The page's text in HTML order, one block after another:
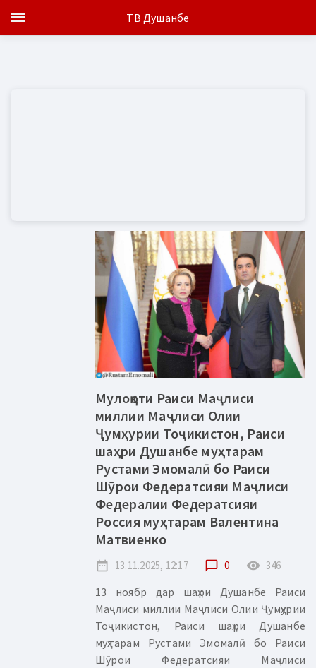
Мулоқоти Раиси Маҷлиси
миллии Маҷлиси Олии
Ҷумҳурии Тоҷикистон, Раиси
шаҳри Душанбе муҳтарам
Рустами Эмомалӣ бо Раиси
Шӯрои Федератсияи Маҷлиси
Федералии Федератсияи
Россия муҳтарам Валентина
Матвиенко
date_range 13.11.2025, 12:17 chat_bubble_outline 0 remove_red_eye 346
13 ноябр дар шаҳри Душанбе Раиси
Маҷлиси миллии Маҷлиси Олии Ҷумҳурии
Тоҷикистон, Раиси шаҳри Душанбе
муҳтарам Рустами Эмомалӣ бо Раиси
Шӯрои Федератсияи Маҷлиси
ТВ Душанбе